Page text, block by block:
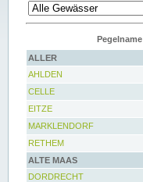
Pegelname
ALLER
AHLDEN
CELLE
EITZE
MARKLENDORF
RETHEM
ALTE MAAS
DORDRECHT